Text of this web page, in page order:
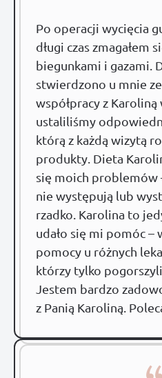
Po operacji wycięcia
długi czas zmagałem
biegunkami i gazami.
stwierdzono u mnie
współpracy z
ustaliliśmy
którą z każdą wizytą
produkty. Dieta
się moich problemów
nie występują lub
rzadko. Karolina to
udało się mi pomóc –
pomocy u różnych
którzy tylko
Jestem bardzo
z Panią Karoliną.